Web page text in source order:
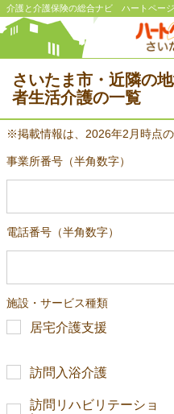
介護と介護保険の総合ナビ ハートペー
さいたま市・近隣の
者生活介護の一覧
※掲載情報は、2026年2月時点の
事業所番号（半角数字）
電話番号（半角数字）
施設・サービス種類
居宅介護支援
訪問入浴介護
訪問リハビリテーショ